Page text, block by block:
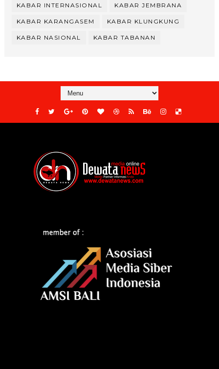
KABAR INTERNASIONAL KABAR JEMBRANA
KABAR KARANGASEM KABAR KLUNGKUNG
KABAR NASIONAL KABAR TABANAN